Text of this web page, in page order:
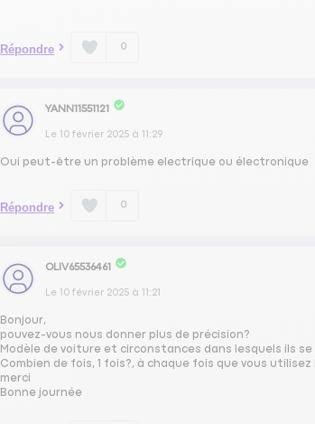
Répondre 0
YANN11551121
Le 10 février 2025 à 11:29
Oui peut-être un problème electrique ou électronique
Répondre 0
OLIV65536461
Le 10 février 2025 à 11:21
Bonjour,
pouvez-vous nous donner plus de précision?
Modèle de voiture et circonstances dans lesquels ils
Combien de fois, 1 fois?, à chaque fois que vous
merci
Bonne journée